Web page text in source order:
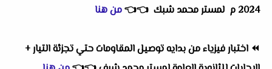
2024 م لمستر محمد شبك
👈
👈من هنا
⏪ اختبار فيزياء من بدايه توصيل المقاومات حتي تجزئة التيار +